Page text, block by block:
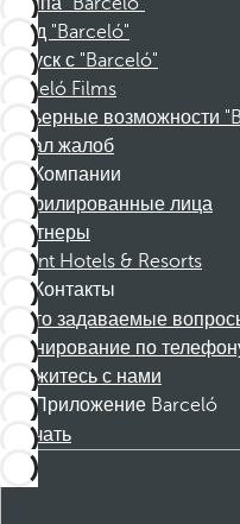
Фонд "Barceló"
Отпуск с "Barceló"
Barceló Films
Карьерные возможности
Канал жалоб
Компании
Аффилированные лица
Партнеры
Dorint Hotels & Resorts
Контакты
Часто задаваемые
Бронирование по
Свяжитесь с нами
Приложение Barceló
Скачать